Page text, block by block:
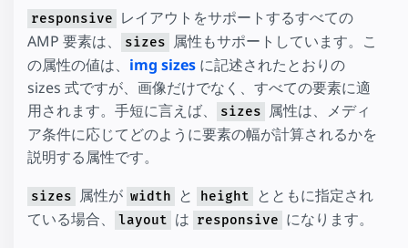
responsive
レイアウトをサポートするすべての
AMP 要素は、
sizes
属性もサポートしています。こ
の属性の値は、 img sizes に記述されたとおりの
sizes 式ですが、画像だけでなく、すべての要素に適
用されます。手短に言えば、
sizes
属性は、メディ
ア条件に応じてどのように要素の幅が計算されるかを
説明する属性です。
sizes 属性が width と height
とともに指定され
ている場合、
layout は responsive になります。